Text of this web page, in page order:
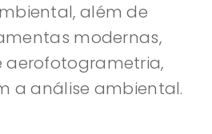
além de
modernas,
aerofotogrametria,
a análise ambiental.